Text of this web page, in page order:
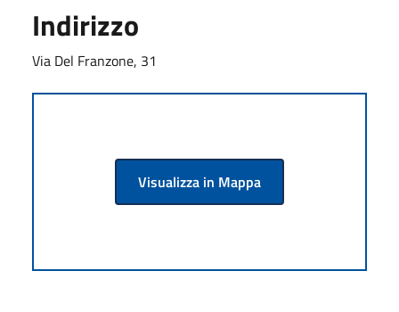
Indirizzo
Via Del Franzone, 31
Visualizza in Mappa